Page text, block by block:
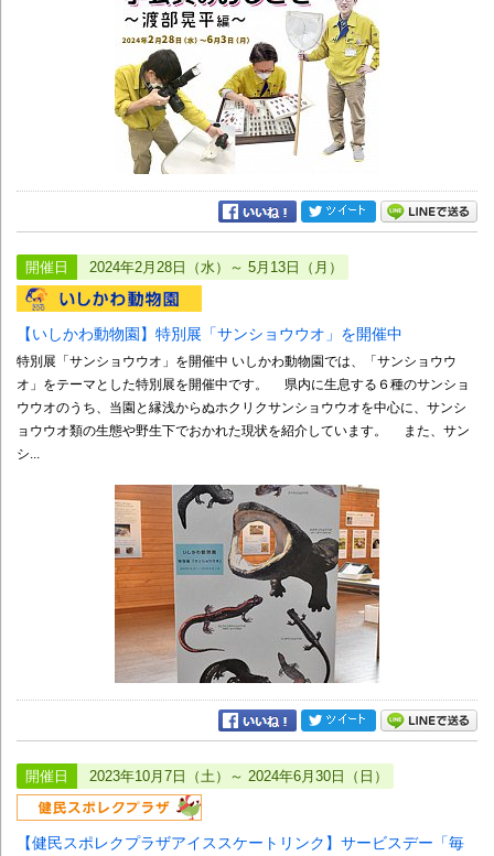
開催日 2024年2月28日（水）～ 5月13日（月）
【いしかわ動物園】特別展「サンショウウオ」を開催中
特別展「サンショウウオ」を開催中 いしかわ動物園では、「サンショウウ
オ」をテーマとした特別展を開催中です。 県内に生息する６種のサンショ
ウウオのうち、当園と縁浅からぬホクリクサンショウウオを中心に、サンシ
ョウウオ類の生態や野生下でおかれた現状を紹介しています。 また、サン
シ...
開催日 2023年10月7日（土）～ 2024年6月30日（日）
【健民スポレクプラザアイススケートリンク】サービスデー「毎